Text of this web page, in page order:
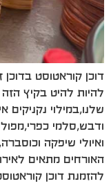
דוכן קוראטוסט
להיות להיט בקיץ
שלנו,במילוי
ודבש,סלמי
ואיולי שיפקה
האורחים מתאים
להזמנת דוכן